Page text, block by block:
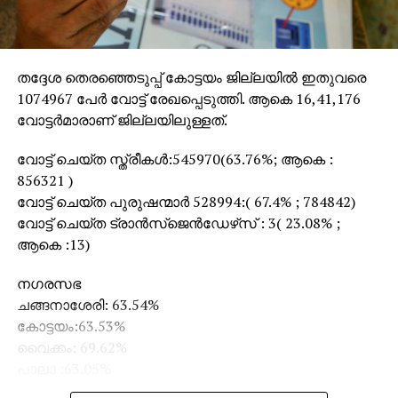
വിശകലനങ്ങള്‍ വ്യക്തമാക്കുന്നത്. എന്നാല്‍ മോദി
പറായാതെ തന്നെ രണ്ട് കാരണങ്ങള്‍ പുറത്തു നിഴലിച്ചു
ഇവയാണ്. ഒന്ന്, ബാങ്കിങ് മേഖലയെ ഉത്തേജിപ്പിക്കുക.
രണ്ട്, ആസന്നമായ ഉത്തര്‍പ്രദേശ്, പഞ്ചാബ്
തെരഞ്ഞടുപ്പുകളില്‍ അഴിമതി വിരുദ്ധ പ്രതിച്ഛായയില്‍
പരിശോധിച്ചാല്‍ മനസ്സിലാക്കാന്‍ കഴിയുക, മോദി
തുടര്‍ന്നു പോരുന്ന ക്രോണി ക്യാപ്പിറ്റലിസത്തിന്റെ
(മൈത്രീ മുതാലാളിത്തം) ഭഗമായി ബാങ്കുകളുടെ
വായ്പ്പാ ശക്തി വര്‍ധിപ്പിച്ചു മൂലധന വ്യാപനം
പ്രത്യേകിച്ച് വന്‍കിട കോര്‍പ്പറേറ്റുകള്‍ക്ക്
ലക്ഷ്യമാക്കുന്നത് എന്നാണ്.
വമ്പന്‍ സാമ്പത്തിക സ്രാവുകള്‍ വായ്പാ കടങ്ങള്‍
തദ്ദേശ തെരഞ്ഞെടുപ്പ് കോട്ടയം ജില്ലയില്‍ ഇതുവരെ
1074967 പേര്‍ വോട്ട് രേഖപ്പെടുത്തി. ആകെ 16,41,176
വോട്ടര്‍മാരാണ് ജില്ലയിലുള്ളത്.
വോട്ട് ചെയ്ത സ്ത്രീകള്‍:545970(63.76%; ആകെ :
856321 )
വോട്ട് ചെയ്ത പുരുഷന്മാര്‍ 528994:( 67.4% ; 784842)
വോട്ട് ചെയ്ത ട്രാന്‍സ്‌ജെന്‍ഡേഴ്‌സ് : 3( 23.08% ;
ആകെ :13)
നഗരസഭ
ചങ്ങനാശേരി: 63.54%
കോട്ടയം:63.53%
വൈക്കം: 69.62%
ഏറ്റുമാനൂര്‍: 65.22%